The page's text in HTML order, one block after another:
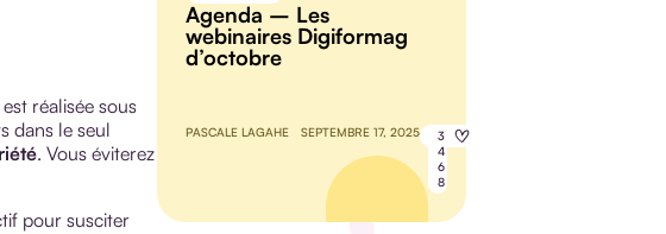
réalisée sous
dans le seul
. Vous éviterez
pour susciter
Agenda – Les
webinaires Digiformag
d’octobre
PASCALE LAGAHE SEPTEMBRE 17, 2025
3
4
6
8